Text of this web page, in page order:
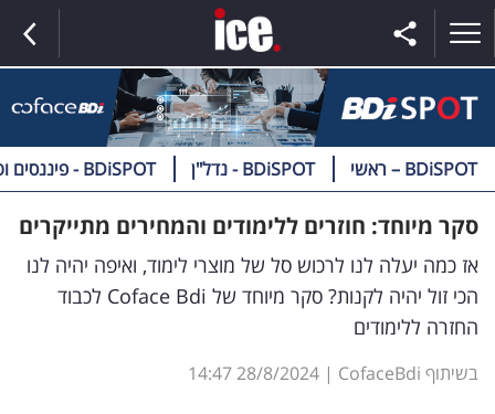
הנבחרת
השוק
תקשורת
BDiSPOT – ראשי BDiSPOT - נדל"ן BDiSPOT - פיננסים וטק
סקר מיוחד: חוזרים ללימודים והמחירים מתייקרים
אז כמה יעלה לנו לרכוש סל של מוצרי לימוד, ואיפה יהיה לנו
הכי זול יהיה לקנות? סקר מיוחד של Coface Bdi לכבוד
החזרה ללימודים
בשיתוף CofaceBdi |
28/8/2024
14:47